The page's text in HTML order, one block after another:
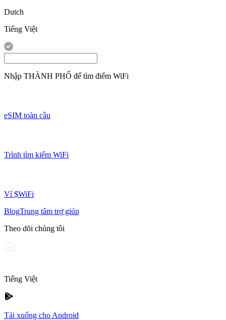
Dutch
Tiếng Việt
Nhập THÀNH PHỐ để tìm điểm WiFi
eSIM toàn cầu
Trình tìm kiếm WiFi
Ví $WiFi
BlogTrung tâm trợ giúp
Theo dõi chúng tôi
Tiếng Việt
Tải xuống cho Android